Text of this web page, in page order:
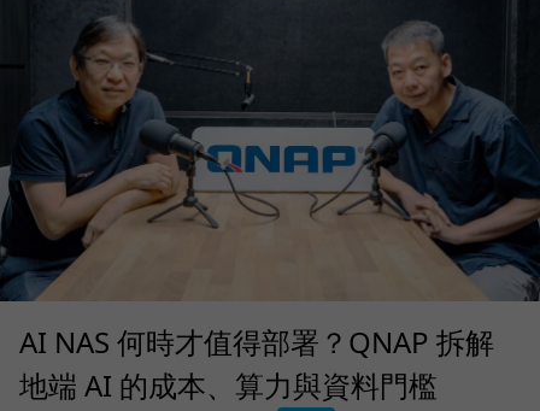
AI NAS 何時才值得部署？QNAP 拆解
地端 AI 的成本、算力與資料門檻